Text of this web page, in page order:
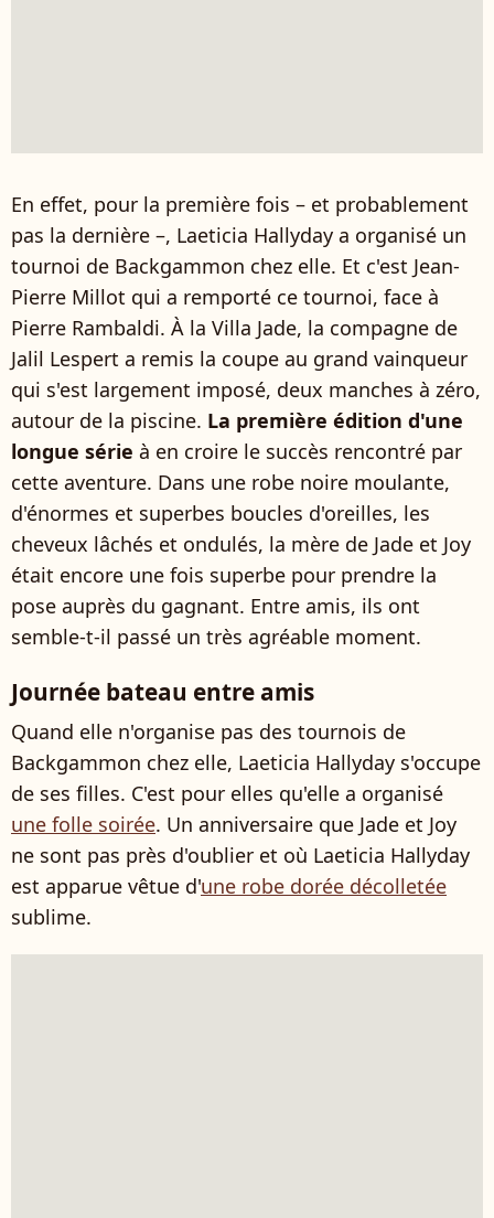
En effet, pour la première fois – et probablement
pas la dernière –, Laeticia Hallyday a organisé un
tournoi de Backgammon chez elle. Et c'est Jean-
Pierre Millot qui a remporté ce tournoi, face à
Pierre Rambaldi. À la Villa Jade, la compagne de
Jalil Lespert a remis la coupe au grand vainqueur
qui s'est largement imposé, deux manches à zéro,
autour de la piscine. La première édition d'une
longue série à en croire le succès rencontré par
cette aventure. Dans une robe noire moulante,
d'énormes et superbes boucles d'oreilles, les
cheveux lâchés et ondulés, la mère de Jade et Joy
était encore une fois superbe pour prendre la
pose auprès du gagnant. Entre amis, ils ont
semble-t-il passé un très agréable moment.
Journée bateau entre amis
Quand elle n'organise pas des tournois de
Backgammon chez elle, Laeticia Hallyday s'occupe
de ses filles. C'est pour elles qu'elle a organisé
une folle soirée. Un anniversaire que Jade et Joy
ne sont pas près d'oublier et où Laeticia Hallyday
est apparue vêtue d'une robe dorée décolletée
sublime.